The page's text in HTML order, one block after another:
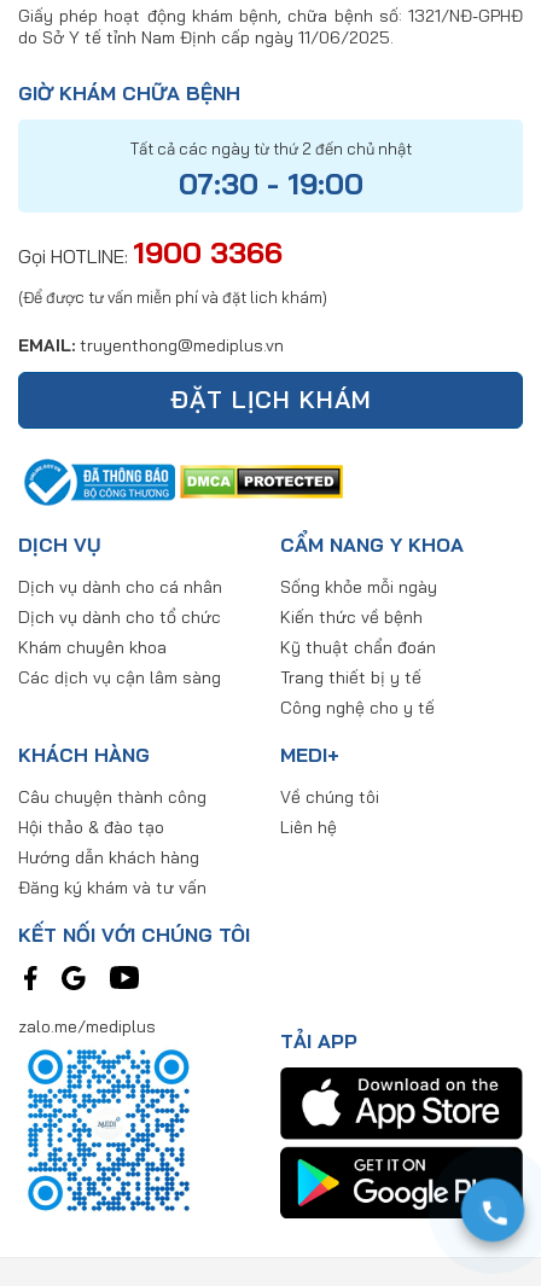
Giấy phép hoạt động khám bệnh, chữa bệnh số: 1321/NĐ-GPHĐ
do Sở Y tế tỉnh Nam Định cấp ngày 11/06/2025.
GIỜ KHÁM CHỮA BỆNH
Tất cả các ngày từ thứ 2 đến chủ nhật
07:30 - 19:00
Gọi HOTLINE: 1900 3366
(Để được tư vấn miễn phí và đặt lich khám)
EMAIL: truyenthong@mediplus.vn
ĐẶT LỊCH KHÁM
DỊCH VỤ
Dịch vụ dành cho cá nhân
Dịch vụ dành cho tổ chức
Khám chuyên khoa
Các dịch vụ cận lâm sàng
CẨM NANG Y KHOA
Sống khỏe mỗi ngày
Kiến thức về bệnh
Kỹ thuật chẩn đoán
Trang thiết bị y tế
Công nghệ cho y tế
KHÁCH HÀNG
Câu chuyện thành công
Hội thảo & đào tạo
Hướng dẫn khách hàng
Đăng ký khám và tư vấn
MEDI+
Về chúng tôi
Liên hệ
KẾT NỐI VỚI CHÚNG TÔI
zalo.me/mediplus
TẢI APP